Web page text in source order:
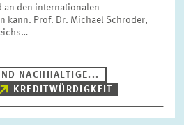
WISSENSCHAFTSPREIS
an den internationalen
kann. Prof. Dr. Michael Schröder,
NACHHALTIGE...
KREDITWÜRDIGKEIT